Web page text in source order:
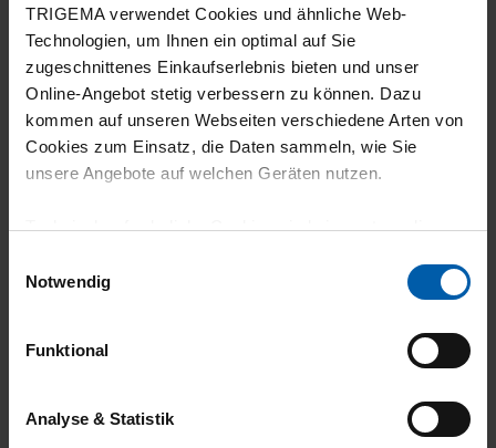
TRIGEMA verwendet Cookies und ähnliche Web-
Technologien, um Ihnen ein optimal auf Sie
zugeschnittenes Einkaufserlebnis bieten und unser
Online-Angebot stetig verbessern zu können. Dazu
kommen auf unseren Webseiten verschiedene Arten von
Cookies zum Einsatz, die Daten sammeln, wie Sie
unsere Angebote auf welchen Geräten nutzen.
Technisch erforderliche Cookies sind eine notwendige
grundlegende Funktionen wie etwa zur Auswahl und
gewährleisten.
Für die Darstellung personalisierter Angebote, Anzeigen
und Inhalte aufgrund Ihres Nutzerverhaltens und Ihres
Notwendig
Funktional
Analyse & Statistik
11.07.2026
Produkt-Qualität, Passform, Farbe alles
TOPP ! Hinweis: Größen passen zu schlanken
09.07.2026
Passgenau, toller Stoff und Farbe